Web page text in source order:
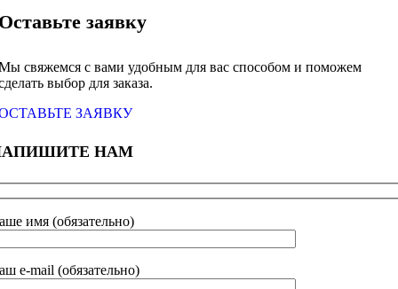
заявку
свяжемся с вами удобным для вас способом и поможем
выбор для заказа.
ЗАЯВКУ
НАМ
имя (обязательно)
e-mail (обязательно)